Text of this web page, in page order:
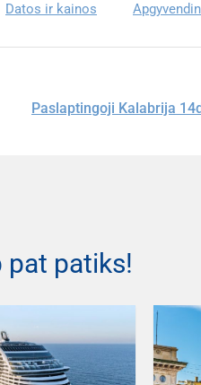
Datos ir kainos
Paslaptingoji Kalabrija
patiks!